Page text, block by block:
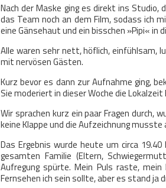
Nach der Maske ging es direkt ins
das Team noch an dem Film, sodass ich
eine Gänsehaut und ein bisschen »Pipi« in
Alle waren sehr nett, höflich, einfühlsam,
mit nervösen Gästen.
Kurz bevor es dann zur Aufnahme ging,
Sie moderiert in dieser Woche die Lokalzeit
Wir sprachen kurz ein paar Fragen durch,
keine Klappe und die Aufzeichnung
Das Ergebnis wurde heute um circa
gesamten Familie (Eltern,
Aufregung spürte. Mein Puls raste,
Fernsehen ich sein sollte, aber es stand ja